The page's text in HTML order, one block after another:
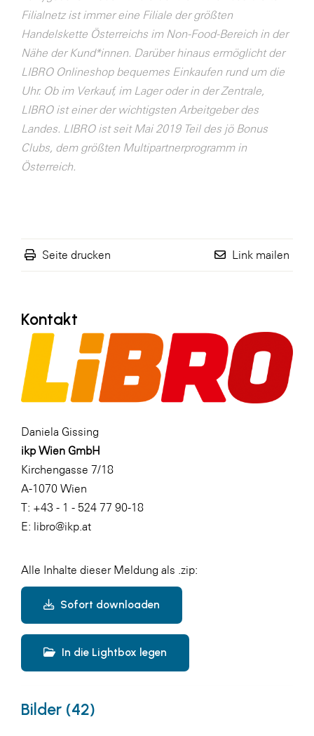
WKS Fachgruppe Finanzdienstleister
WK UBIT
Zühlke
Media
Filialnetz ist immer eine Filiale der größten
Handelskette Österreichs im Non-Food-Bereich in der
Nähe der Kund*innen. Darüber hinaus ermöglicht der
LIBRO Onlineshop bequemes Einkaufen rund um die
Uhr. Ob im Verkauf, im Lager oder in der Zentrale,
LIBRO ist einer der wichtigsten Arbeitgeber des
Landes. LIBRO ist seit Mai 2019 Teil des jö Bonus
Clubs, dem größten Multipartnerprogramm in
Österreich.
Seite drucken Link mailen
Kontakt
Daniela Gissing
ikp Wien GmbH
Kirchengasse 7/18
A-1070 Wien
T: +43 - 1 - 524 77 90-18
E: libro@ikp.at
Alle Inhalte dieser Meldung als .zip:
Sofort downloaden
In die Lightbox legen
Bilder (42)